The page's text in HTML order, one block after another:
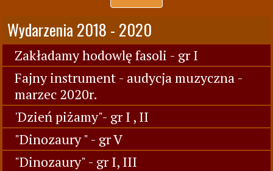
Wydarzenia 2018 - 2020
Zakładamy hodowlę fasoli - gr I
Fajny instrument - audycja muzyczna -
marzec 2020r.
'Dzień piżamy"- gr I , II
"Dinozaury " - gr V
"Dinozaury" - gr I, III